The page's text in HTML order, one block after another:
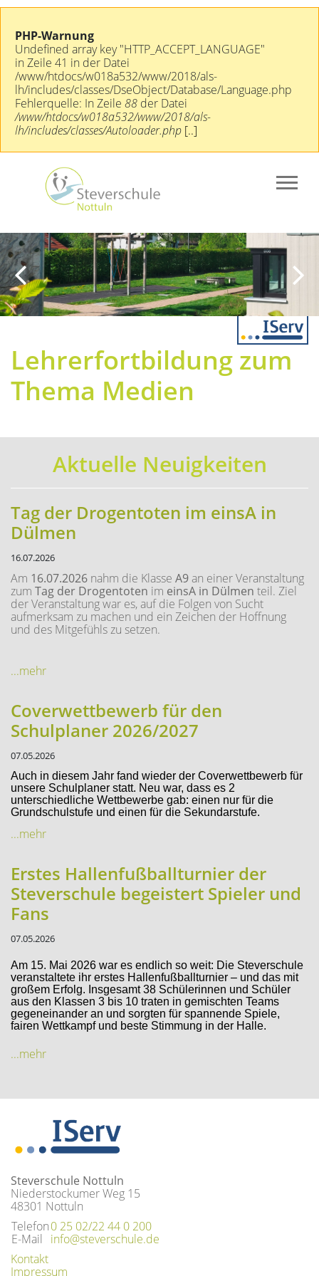
PHP-Warnung
Undefined array key "HTTP_ACCEPT_LANGUAGE"
in Zeile 41 in der Datei
/www/htdocs/w018a532/www/2018/als-
lh/includes/classes/DseObject/Database/Language.php
Fehlerquelle: In Zeile 88 der Datei
/www/htdocs/w018a532/www/2018/als-
lh/includes/classes/Autoloader.php [..]
Lehrerfortbildung zum
Thema Medien
Aktuelle Neuigkeiten
Tag der Drogentoten im einsA in
Dülmen
16.07.2026
Am 16.07.2026 nahm die Klasse A9an einer Veranstaltung
zum Tag der Drogentoten im einsA in Dülmen teil. Ziel
der Veranstaltung war es, auf die Folgen von Sucht
aufmerksam zu machen und ein Zeichen der Hoffnung
und des Mitgefühls zu setzen.
...mehr
Coverwettbewerb für den
Schulplaner 2026/2027
07.05.2026
Auch in diesem Jahr fand wieder der Coverwettbewerb für
unsere Schulplaner statt. Neu war, dass es 2
unterschiedliche Wettbewerbe gab: einen nur für die
Grundschulstufe und einen für die Sekundarstufe.
...mehr
Erstes Hallenfußballturnier der
Steverschule begeistert Spieler und
Fans
07.05.2026
Am 15. Mai 2026 war es endlich so weit: Die Steverschule
veranstaltete ihr erstes Hallenfußballturnier – und das mit
großem Erfolg. Insgesamt 38 Schülerinnen und Schüler
aus den Klassen 3 bis 10 traten in gemischten Teams
gegeneinander an und sorgten für spannende Spiele,
fairen Wettkampf und beste Stimmung in der Halle.
...mehr
Steverschule Nottuln
Niederstockumer Weg 15
48301 Nottuln
Telefon
E-Mail
0 25 02/22 44 0 200
info@steverschule.de
Kontakt
Impressum